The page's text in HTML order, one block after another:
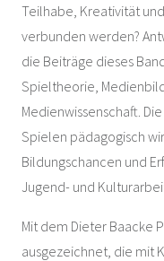
Teilhabe, Kreativität
verbunden werden?
die Beiträge dieses
Spieltheorie,
Medienwissenschaft.
Spielen pädagogisch
Bildungschancen und
Jugend- und
Mit dem Dieter Baacke
ausgezeichnet, die mit